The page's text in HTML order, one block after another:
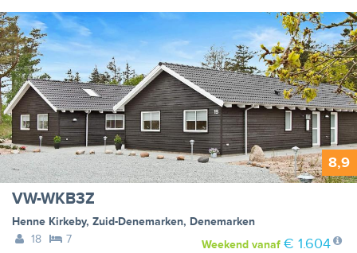
8,9
VW-WKB3Z
Henne Kirkeby, Zuid-Denemarken, Denemarken
18
7 Weekendvanaf € 1.604